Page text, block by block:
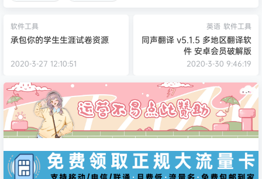
软件工具
承包你的学生生涯试卷资源
2020-3-27 12:10:51
英语 软件工具
同声翻译 v5.1.5 多地区翻译软
件 安卓会员破解版
2020-3-30 9:46:19